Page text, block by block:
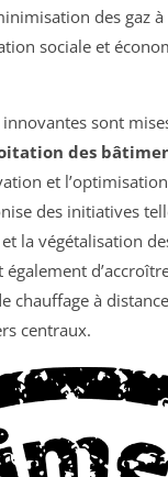
des gaz
sociale et
sont
des
et
des initiatives
la végétalisation
chauffage à
centraux.